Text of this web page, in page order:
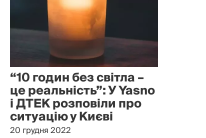
“10 годин без світла –
це реальність”: У Yasno
і ДТЕК розповіли про
ситуацію у Києві
20 грудня 2022